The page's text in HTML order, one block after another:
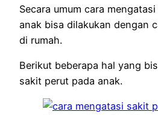
Secara umum cara
anak bisa dilakukan dengan
di rumah.
Berikut beberapa hal yang
sakit perut pada anak.